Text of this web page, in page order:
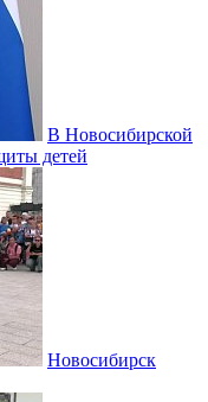
В Новосибирской
детей
Новосибирск